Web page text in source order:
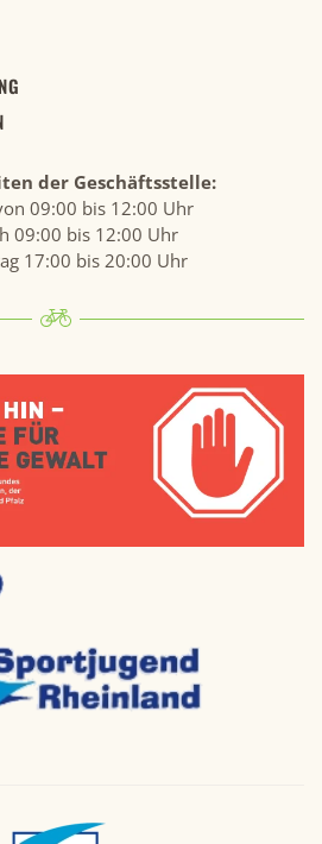
der Geschäftsstelle:
09:00 bis 12:00 Uhr
09:00 bis 12:00 Uhr
17:00 bis 20:00 Uhr